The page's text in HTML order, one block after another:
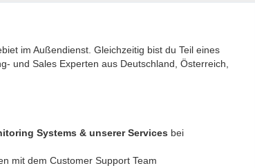
im Außendienst. Gleichzeitig bist du Teil eines
und Sales Experten aus Deutschland, Österreich,
Systems & unserer Services bei
mit dem Customer Support Team